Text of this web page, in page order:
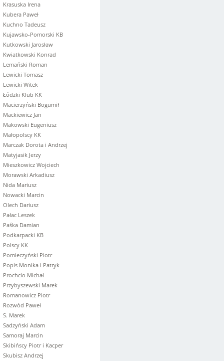
Krasuska Irena
Kubera Paweł
Kuchno Tadeusz
Kujawsko-Pomorski KB
Kutkowski Jarosław
Kwiatkowski Konrad
Lemański Roman
Lewicki Tomasz
Lewicki Witek
Łódzki Klub KK
Macierzyński Bogumił
Mackiewicz Jan
Makowski Eugeniusz
Małopolscy KK
Marczak Dorota i Andrzej
Matyjasik Jerzy
Mieszkowicz Wojciech
Morawski Arkadiusz
Nida Mariusz
Nowacki Marcin
Olech Dariusz
Pałac Leszek
Paśka Damian
Podkarpacki KB
Polscy KK
Pomieczyński Piotr
Popis Monika i Patryk
Prochcio Michał
Przybyszewski Marek
Romanowicz Piotr
Rozwód Paweł
S. Marek
Sadzyński Adam
Samoraj Marcin
Skibińscy Piotr i Kacper
Skubisz Andrzej